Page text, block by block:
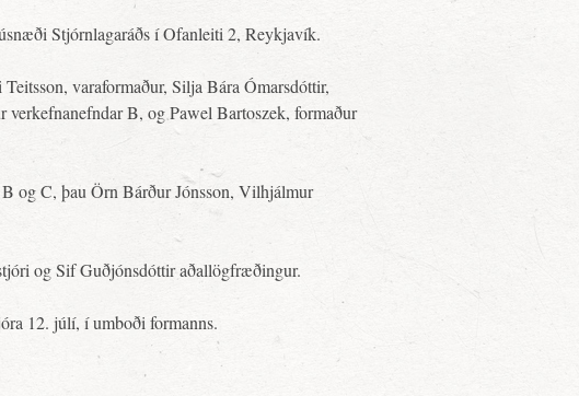
Stjórnlagaráðs í Ofanleiti 2, Reykjavík.
varaformaður, Silja Bára Ómarsdóttir,
B, og Pawel Bartoszek, formaður
og C, þau Örn Bárður Jónsson, Vilhjálmur
og Sif Guðjónsdóttir aðallögfræðingur.
12. júlí, í umboði formanns.